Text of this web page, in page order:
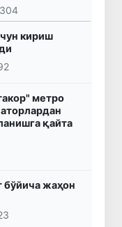
кириш
метро
қайта
жаҳон